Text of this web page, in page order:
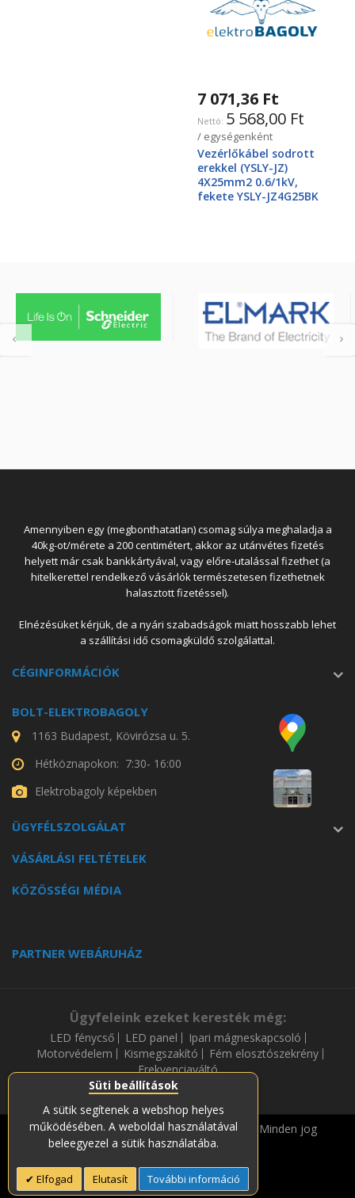
Süti beállítások
A sütik segítenek a webshop helyes
működésében. A weboldal használatával
beleegyezel a sütik használatába.
Elfogad Elutasít További információ
7 071,36 Ft
5 568,00 Ft
/ egységenként
Vezérlőkábel sodrott
erekkel (YSLY-JZ)
4X25mm2 0.6/1kV,
fekete YSLY-JZ4G25BK
Amennyiben egy (megbonthatatlan) csomag súlya meghaladja a
40kg-ot/mérete a 200 centimétert, akkor az utánvétes fizetés
helyett már csak bankkártyával, vagy előre-utalással fizethet (a
hitelkerettel rendelkező vásárlók természetesen fizethetnek
halasztott fizetéssel).
Elnézésüket kérjük, de a nyári szabadságok miatt hosszabb lehet
a szállítási idő csomagküldő szolgálattal.
CÉGINFORMÁCIÓK
BOLT-ELEKTROBAGOLY
1163 Budapest, Kövirózsa u. 5.
Hétköznapokon: 7:30- 16:00
Elektrobagoly képekben
ÜGYFÉLSZOLGÁLAT
VÁSÁRLÁSI FELTÉTELEK
KÖZÖSSÉGI MÉDIA
PARTNER WEBÁRUHÁZ
Ügyfeleink ezeket keresték még:
LED fénycső LED panel
Ipari mágneskapcsoló
Motorvédelem
Kismegszakító
Fém elosztószekrény
Frekvenciaváltó
Copyright © 2019-2023 Soós és Társa Zrt. Minden jog